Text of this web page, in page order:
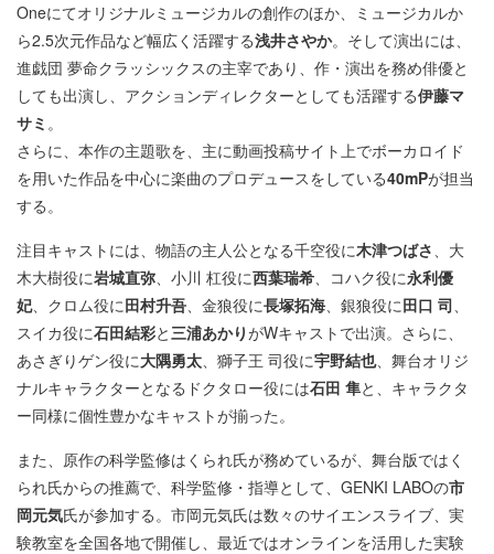
Oneにてオリジナルミュージカルの創作のほか、ミュージカルか
ら2.5次元作品など幅広く活躍する浅井さやか。そして演出には、
進戯団 夢命クラッシックスの主宰であり、作・演出を務め俳優と
しても出演し、アクションディレクターとしても活躍する伊藤マ
サミ 。
さらに、本作の主題歌を、主に動画投稿サイト上でボーカロイド
を用いた作品を中心に楽曲のプロデュースをしている40mPが担当
する。
注目キャストには、物語の主人公となる千空役に木津つばさ、大
木大樹役に岩城直弥、小川 杠役に西葉瑞希、コハク役に永利優
妃、クロム役に田村升吾、金狼役に長塚拓海、銀狼役に田口 司、
スイカ役に石田結彩と三浦あかりがWキャストで出演。さらに、
あさぎりゲン役に大隅勇太、獅子王 司役に宇野結也、舞台オリジ
ナルキャラクターとなるドクタロー役には石田 隼と、キャラクタ
ー同様に個性豊かなキャストが揃った。
また、原作の科学監修はくられ氏が務めているが、舞台版ではく
られ氏からの推薦で、科学監修・指導として、GENKI LABOの市
岡元気氏が参加する。市岡元気氏は数々のサイエンスライブ、実
験教室を全国各地で開催し、最近ではオンラインを活用した実験